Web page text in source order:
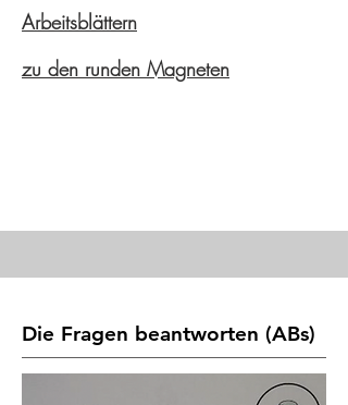
Arbeitsblättern
zu den runden Magneten
Die Fragen beantworten (ABs)